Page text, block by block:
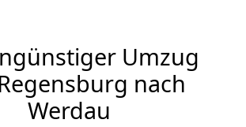
Umzug
nach
Werdau